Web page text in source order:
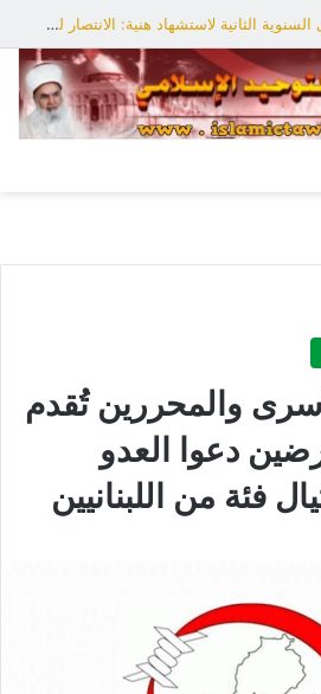
حرس الثورة في الذكرى السنوية الثانية لاستشهاد هنية: الانتصار لفلسطين أقرب
والمحررين تُقدم
دعوا العدو
فئة من اللبنانيين